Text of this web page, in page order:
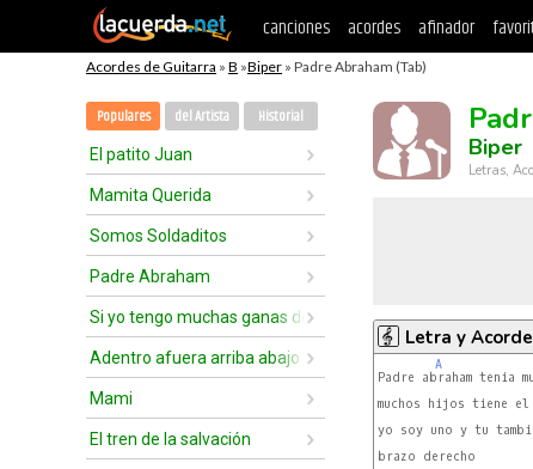
canciones acordes afinador
Acordes de Guitarra » B »Biper » Padre Abraham (Tab)
Populares del Artista Historial
El patito Juan
Mamita Querida
Somos Soldaditos
Padre Abraham
Si yo tengo muchas ganas de aplaudir
Adentro afuera arriba abajo
Mami
El tren de la salvación
Biper
Letras,
Letra y
A
Padre abraham tenia
muchos hijos tiene el
yo soy uno y tu
brazo derecho